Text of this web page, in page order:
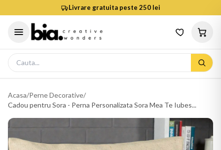
Livrare gratuita peste 250 lei
Acasa/Perne Decorative/
Cadou pentru Sora - Perna Personalizata Sora Mea Te Iubes...